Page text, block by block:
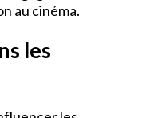
au cinéma.
les